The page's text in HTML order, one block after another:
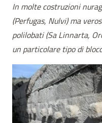
In molte costruzioni
(Perfugas, Nulvi) ma
polilobati (Sa Linnarta,
un particolare tipo di